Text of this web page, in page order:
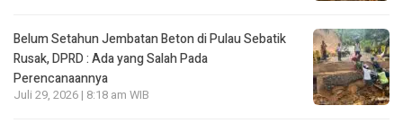
Belum Setahun Jembatan Beton di Pulau Sebatik
Rusak, DPRD : Ada yang Salah Pada
Perencanaannya
Juli 29, 2026 | 8:18 am WIB